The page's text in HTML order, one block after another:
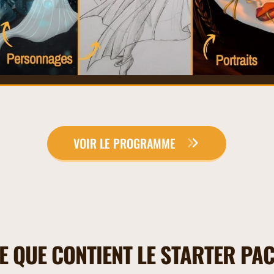
VOIR LE PROGRAMME
QUE CONTIENT LE STARTER